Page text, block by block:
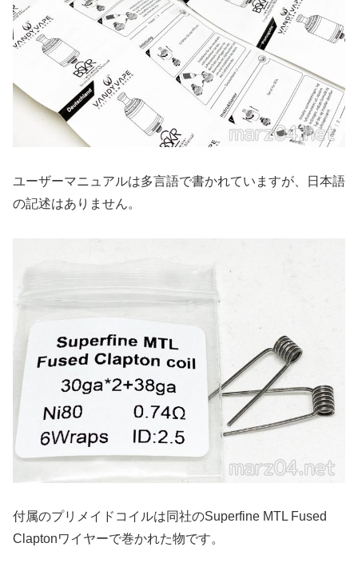
ユーザーマニュアルは多言語で書かれていますが、日本語
の記述はありません。
付属のプリメイドコイルは同社のSuperfine MTL Fused
Claptonワイヤーで巻かれた物です。